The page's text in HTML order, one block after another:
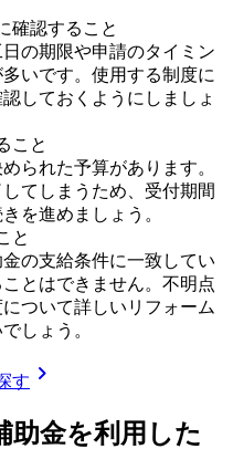
確認すること
の期限や申請のタイミン
いです。使用する制度に
しておくようにしましょ
こと
られた予算があります。
てしまうため、受付期間
を進めましょう。
と
の支給条件に一致してい
とはできません。不明点
ついて詳しいリフォーム
しょう。
す chevron_right
助金を利用した